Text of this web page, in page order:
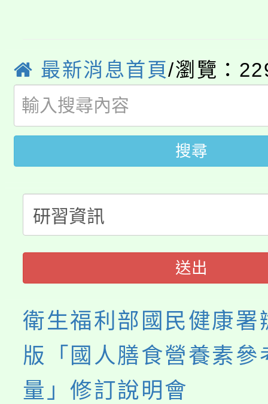
生本土語及新住民語歌
公告本校115學年度第
代理(課)教師甄選結果(
公告本校115學年度第
代理(課)教師甄選結果(
轉知中國文化大學推廣
《TA101》溝通分析基
程，歡迎學生輔導中心
心理、諮商輔導、社會
系所師生報名參加。
轉知苗栗縣政府辦理
縣市「校園短影音徵選
門員」簡章及活動海報
踴躍報名參加。
桃園市115學年度學生
要點
「桃園市補助參觀特色
展演活動實施計畫」
115年度「教育部表揚
義教育推展貢獻獎」
最新消息首頁/瀏覽：
搜尋
送出
衛生福利部國民健康署
版「國人膳食營養素參
量」修訂說明會